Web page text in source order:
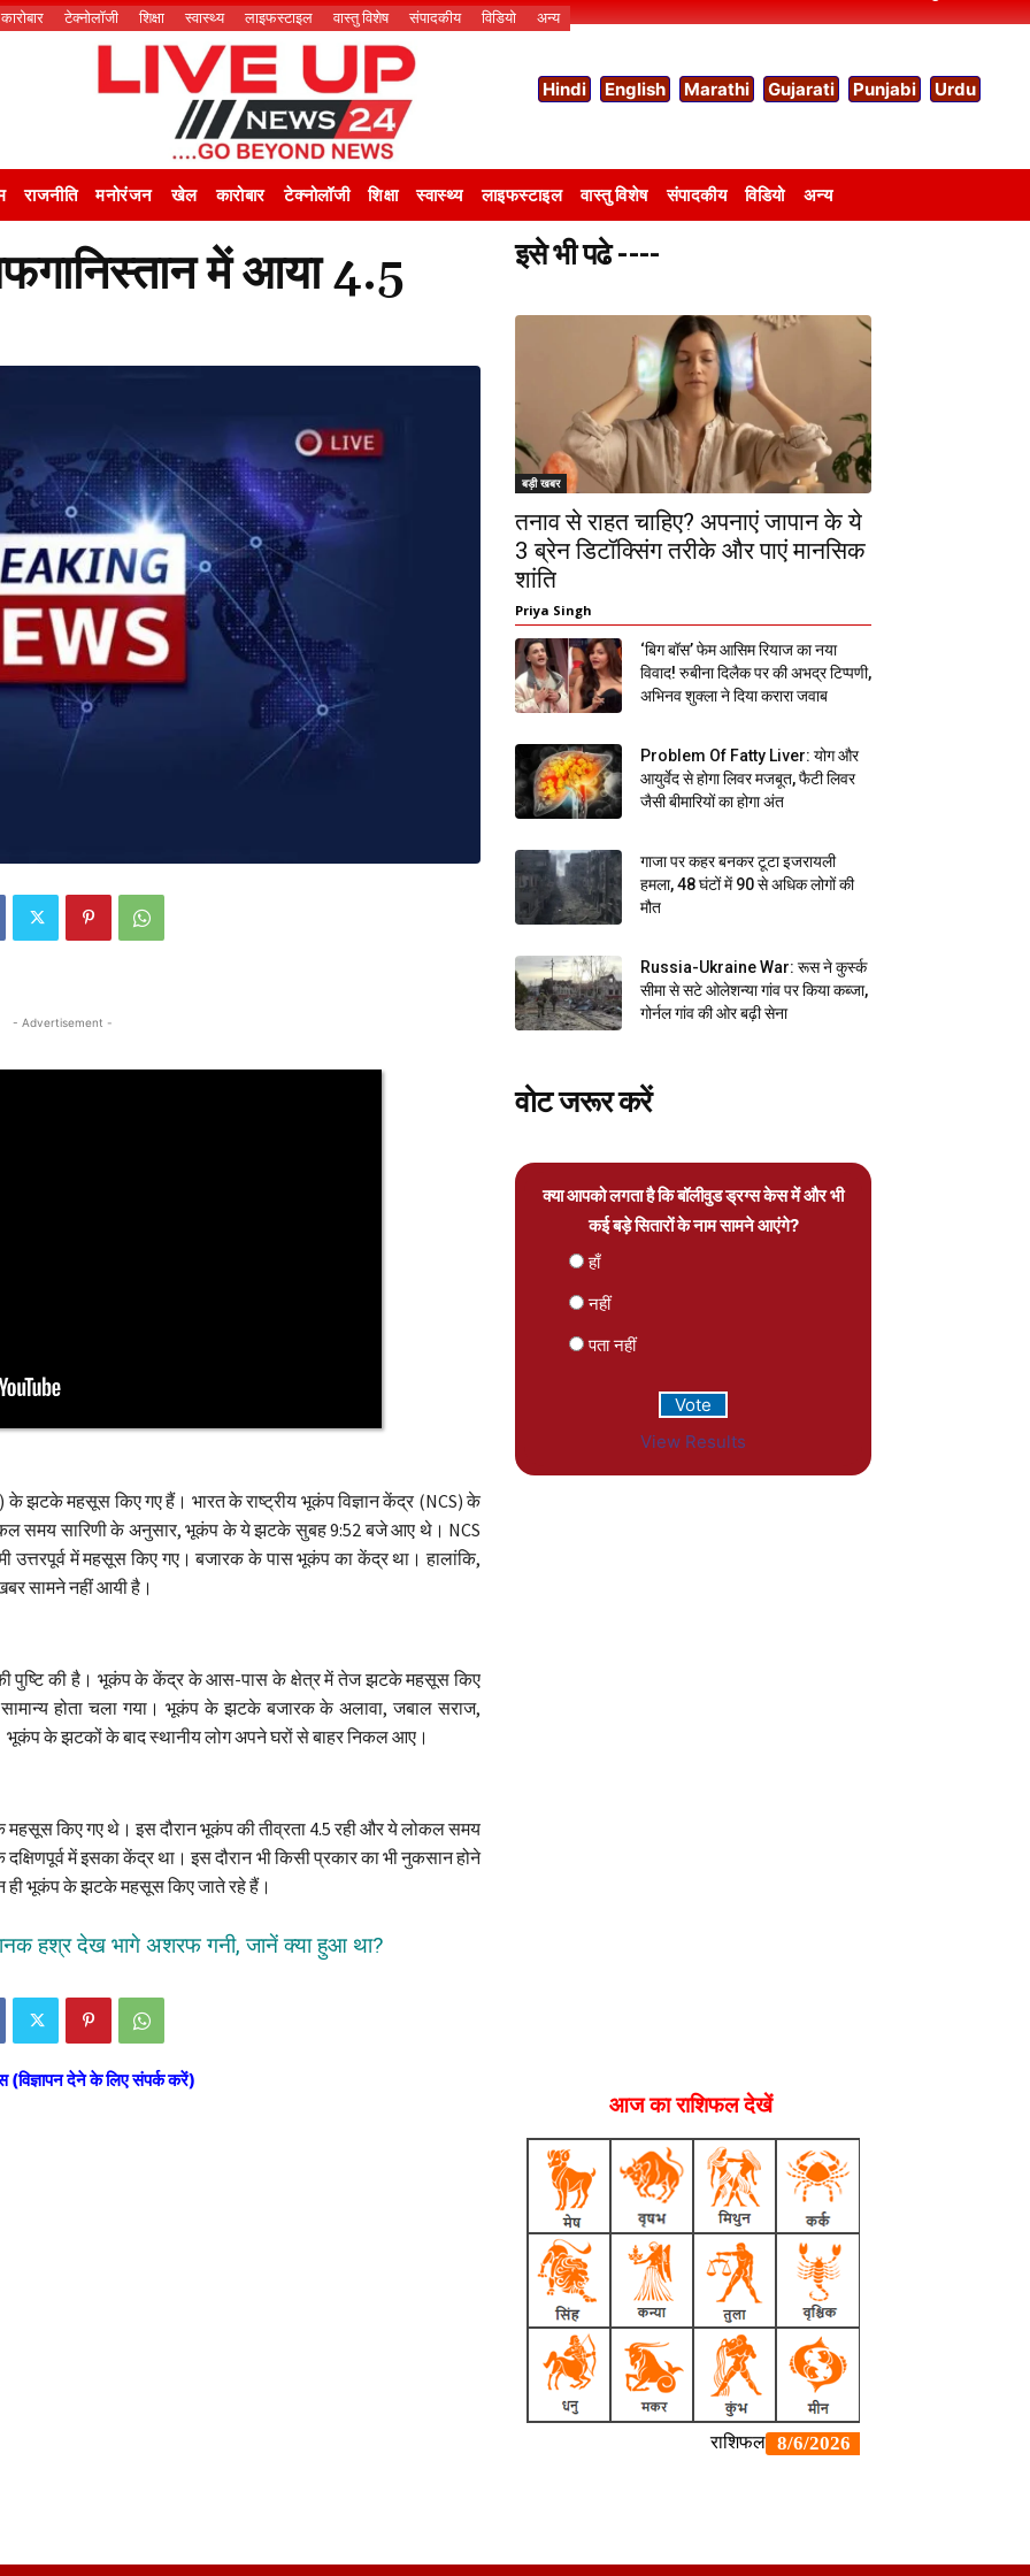
कारोबार टेक्नोलॉजी शिक्षा स्वास्थ्य लाइफस्टाइल वास्तु विशेष संपादकीय विडियो अन्य
Hindi English Marathi Gujarati Punjabi Urdu
राजनीति मनोरंजन खेल कारोबार टेक्नोलॉजी शिक्षा स्वास्थ्य लाइफस्टाइल वास्तु विशेष संपादकीय विडियो अन्य
में आया 4.5
- Advertisement -
महसूस किए गए हैं। भारत के राष्ट्रीय भूकंप विज्ञान केंद्र (NCS) के
समय सारिणी के अनुसार, भूकंप के ये झटके सुबह 9:52 बजे आए थे। NCS
में महसूस किए गए। बजारक के पास भूकंप का केंद्र था। हालांकि,
सामने नहीं आयी है।
पुष्टि की है। भूकंप के केंद्र के आस-पास के क्षेत्र में तेज झटके महसूस किए
होता चला गया। भूकंप के झटके बजारक के अलावा, जबाल सराज,
भूकंप के झटकों के बाद स्थानीय लोग अपने घरों से बाहर निकल आए।
किए गए थे। इस दौरान भूकंप की तीव्रता 4.5 रही और ये लोकल समय
में इसका केंद्र था। इस दौरान भी किसी प्रकार का भी नुकसान होने
ही भूकंप के झटके महसूस किए जाते रहे हैं।
हश्र देख भागे अशरफ गनी, जानें क्या हुआ था?
(विज्ञापन देने के लिए संपर्क करें)
इसे भी पढे ----
बड़ी खबर
तनाव से राहत चाहिए? अपनाएं जापान के ये
3 ब्रेन डिटॉक्सिंग तरीके और पाएं मानसिक
शांति
Priya Singh
‘बिग बॉस’ फेम आसिम रियाज का नया
विवाद! रुबीना दिलैक पर की अभद्र टिप्पणी,
अभिनव शुक्ला ने दिया करारा जवाब
Problem Of Fatty Liver: योग और
आयुर्वेद से होगा लिवर मजबूत, फैटी लिवर
जैसी बीमारियों का होगा अंत
गाजा पर कहर बनकर टूटा इजरायली
हमला, 48 घंटों में 90 से अधिक लोगों की
मौत
Russia-Ukraine War: रूस ने कुर्स्क
सीमा से सटे ओलेशन्या गांव पर किया कब्जा,
गोर्नल गांव की ओर बढ़ी सेना
वोट जरूर करें
क्या आपको लगता है कि बॉलीवुड ड्रग्स केस में और भी
कई बड़े सितारों के नाम सामने आएंगे?
हाँ
नहीं
पता नहीं
View Results
आज का राशिफल देखें